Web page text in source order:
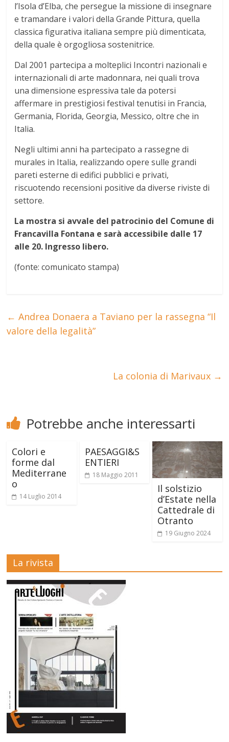
l’Isola d’Elba, che persegue la missione di insegnare
e tramandare i valori della Grande Pittura, quella
classica figurativa italiana sempre più dimenticata,
della quale è orgogliosa sostenitrice.
Dal 2001 partecipa a molteplici Incontri nazionali e
internazionali di arte madonnara, nei quali trova
una dimensione espressiva tale da potersi
affermare in prestigiosi festival tenutisi in Francia,
Germania, Florida, Georgia, Messico, oltre che in
Italia.
Negli ultimi anni ha partecipato a rassegne di
murales in Italia, realizzando opere sulle grandi
pareti esterne di edifici pubblici e privati,
riscuotendo recensioni positive da diverse riviste di
settore.
La mostra si avvale del patrocinio del Comune di
Francavilla Fontana e sarà accessibile dalle 17
alle 20. Ingresso libero.
(fonte: comunicato stampa)
← Andrea Donaera a Taviano per la rassegna “Il
valore della legalità”
La colonia di Marivaux →
Potrebbe anche interessarti
Colori e
forme dal
Mediterrane
o
14 Luglio 2014
PAESAGGI&S
ENTIERI
18 Maggio 2011
Il solstizio
d’Estate nella
Cattedrale di
Otranto
19 Giugno 2024
La rivista